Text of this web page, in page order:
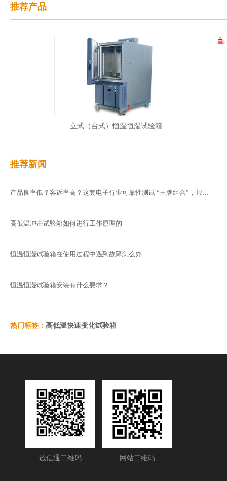
推荐产品
立式（台式）恒温恒湿试验箱...
推荐新闻
高低温冲击试验箱如何进行工作原理的
恒温恒湿试验箱在使用过程中遇到故障怎么办
恒温恒湿试验箱安装有什么要求？
热门标签： 高低温快速变化试验箱
诚信通二维码 网站二维码